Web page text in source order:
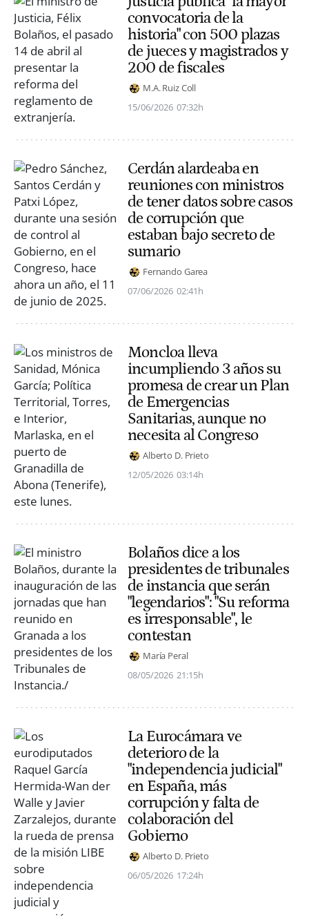
convocatoria de la
historia" con 500 plazas
de jueces y magistrados y
200 de fiscales
M.A. Ruiz Coll
15/06/2026 07:32h
Cerdán alardeaba en
reuniones con ministros
de tener datos sobre casos
de corrupción que
estaban bajo secreto de
sumario
Fernando Garea
07/06/2026 02:41h
Moncloa lleva
incumpliendo 3 años su
promesa de crear un Plan
de Emergencias
Sanitarias, aunque no
necesita al Congreso
Alberto D. Prieto
12/05/2026 03:14h
Bolaños dice a los
presidentes de tribunales
de instancia que serán
"legendarios": "Su reforma
es irresponsable", le
contestan
María Peral
08/05/2026 21:15h
La Eurocámara ve
deterioro de la
"independencia judicial"
en España, más
corrupción y falta de
colaboración del
Gobierno
Alberto D. Prieto
06/05/2026 17:24h